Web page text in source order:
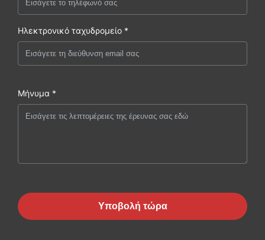
Ηλεκτρονικό ταχυδρομείο *
Μήνυμα *
Υποβολή τώρα